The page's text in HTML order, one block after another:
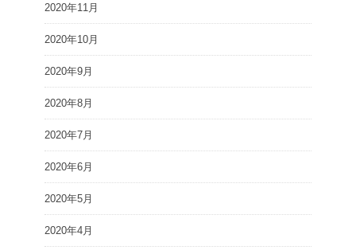
2020年11月
2020年10月
2020年9月
2020年8月
2020年7月
2020年6月
2020年5月
2020年4月